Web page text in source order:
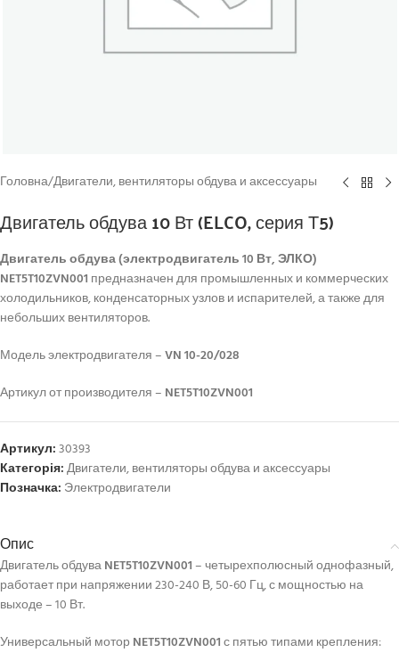
Головна/Двигатели, вентиляторы обдува и аксессуары
Двигатель обдува 10 Вт (ELCO, серия Т5)
Двигатель обдува (электродвигатель 10 Вт, ЭЛКО)
NET5T10ZVN001 предназначен для промышленных и коммерческих
холодильников, конденсаторных узлов и испарителей, а также для
небольших вентиляторов.
Модель электродвигателя –VN 10-20/028
Артикул от производителя – NET5T10ZVN001
Артикул:30393
Категорія:Двигатели, вентиляторы обдува и аксессуары
Позначка: Электродвигатели
Опис
Двигатель обдуваNET5T10ZVN001– четырехполюсный однофазный,
работает при напряжении 230-240 В, 50-60 Гц, с мощностью на
выходе – 10 Вт.
Универсальный моторNET5T10ZVN001с пятью типами крепления: